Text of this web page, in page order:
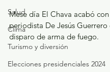
Salud
Clima
Turismo y diversión
Elecciones presidenciales 2024
Mese día El Chava acabó
periodista De Jesús Guerrero
disparo de arma de fuego.